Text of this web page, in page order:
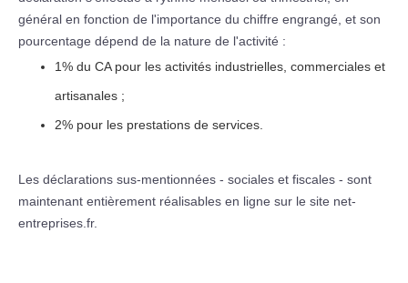
général en fonction de l'importance du chiffre engrangé, et son
pourcentage dépend de la nature de l'activité :
1% du CA pour les activités industrielles, commerciales et
artisanales ;
2% pour les prestations de services.
Les déclarations sus-mentionnées - sociales et fiscales - sont
maintenant entièrement réalisables en ligne sur le site net-
entreprises.fr.